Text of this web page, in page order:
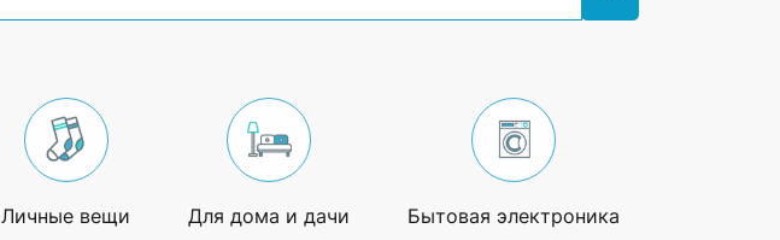
Личные вещи Для дома и дачи Бытовая электроника